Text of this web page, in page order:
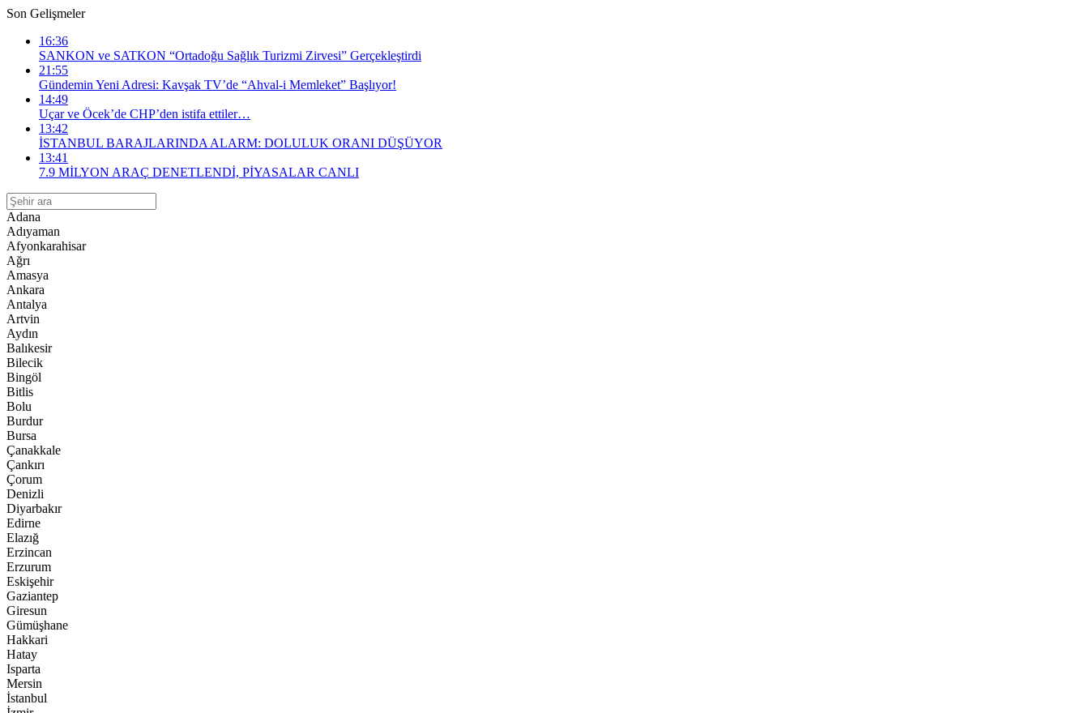
Son Gelişmeler
16:36
SANKON ve SATKON “Ortadoğu Sağlık Turizmi Zirvesi” Gerçekleştirdi
21:55
Gündemin Yeni Adresi: Kavşak TV’de “Ahval-i Memleket” Başlıyor!
14:49
Uçar ve Öcek’de CHP’den istifa ettiler…
13:42
İSTANBUL BARAJLARINDA ALARM: DOLULUK ORANI DÜŞÜYOR
13:41
​7.9 MİLYON ARAÇ DENETLENDİ, PİYASALAR CANLI
Adana
Adıyaman
Afyonkarahisar
Ağrı
Amasya
Ankara
Antalya
Artvin
Aydın
Balıkesir
Bilecik
Bingöl
Bitlis
Bolu
Burdur
Bursa
Çanakkale
Çankırı
Çorum
Denizli
Diyarbakır
Edirne
Elazığ
Erzincan
Erzurum
Eskişehir
Gaziantep
Giresun
Gümüşhane
Hakkari
Hatay
Isparta
Mersin
İstanbul